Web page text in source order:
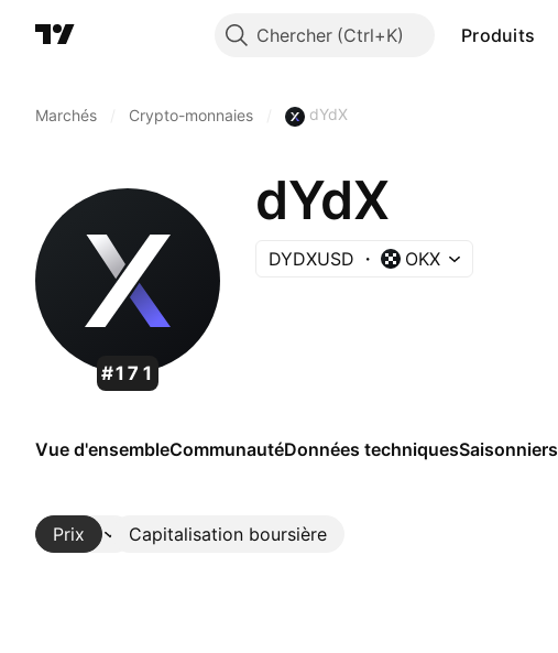
Chercher Produits
Marchés Crypto-monnaies dYdX
#171
dYdX
DYDXUSD OKX
Vue d'ensembleCommunautéDonnées techniquesSaisonniers
Prix Capitalisation boursière
Plus